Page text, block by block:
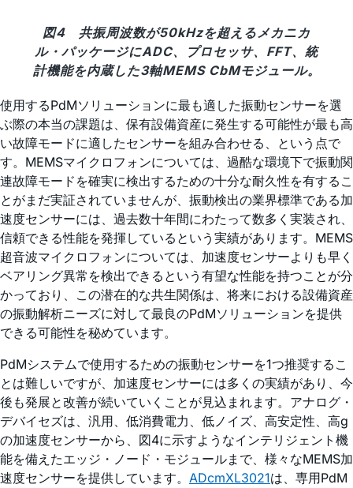
図4 共振周波数が50kHzを超えるメカニカ
ル・パッケージにADC、プロセッサ、FFT、統
計機能を内蔵した3軸MEMS CbMモジュール。
使用するPdMソリューションに最も適した振動センサーを選
ぶ際の本当の課題は、保有設備資産に発生する可能性が最も高
い故障モードに適したセンサーを組み合わせる、という点で
す。MEMSマイクロフォンについては、過酷な環境下で振動関
連故障モードを確実に検出するための十分な耐久性を有するこ
とがまだ実証されていませんが、振動検出の業界標準である加
速度センサーには、過去数十年間にわたって数多く実装され、
信頼できる性能を発揮しているという実績があります。MEMS
超音波マイクロフォンについては、加速度センサーよりも早く
ベアリング異常を検出できるという有望な性能を持つことが分
かっており、この潜在的な共生関係は、将来における設備資産
の振動解析ニーズに対して最良のPdMソリューションを提供
できる可能性を秘めています。
PdMシステムで使用するための振動センサーを1つ推奨するこ
とは難しいですが、加速度センサーには多くの実績があり、今
後も発展と改善が続いていくことが見込まれます。アナログ・
デバイセズは、汎用、低消費電力、低ノイズ、高安定性、高g
の加速度センサーから、図4に示すようなインテリジェント機
能を備えたエッジ・ノード・モジュールまで、様々なMEMS加
速度センサーを提供しています。 ADcmXL3021は、専用PdM